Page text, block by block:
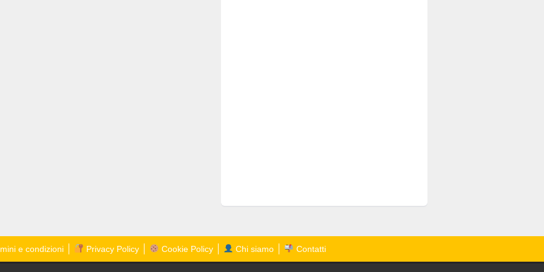
e condizioni Privacy Policy Cookie Policy Chi siamo Contatti